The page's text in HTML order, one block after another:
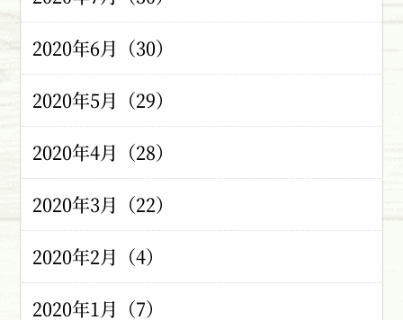
2020年6月（30）
2020年5月（29）
2020年4月（28）
2020年3月（22）
2020年2月（4）
2020年1月（7）